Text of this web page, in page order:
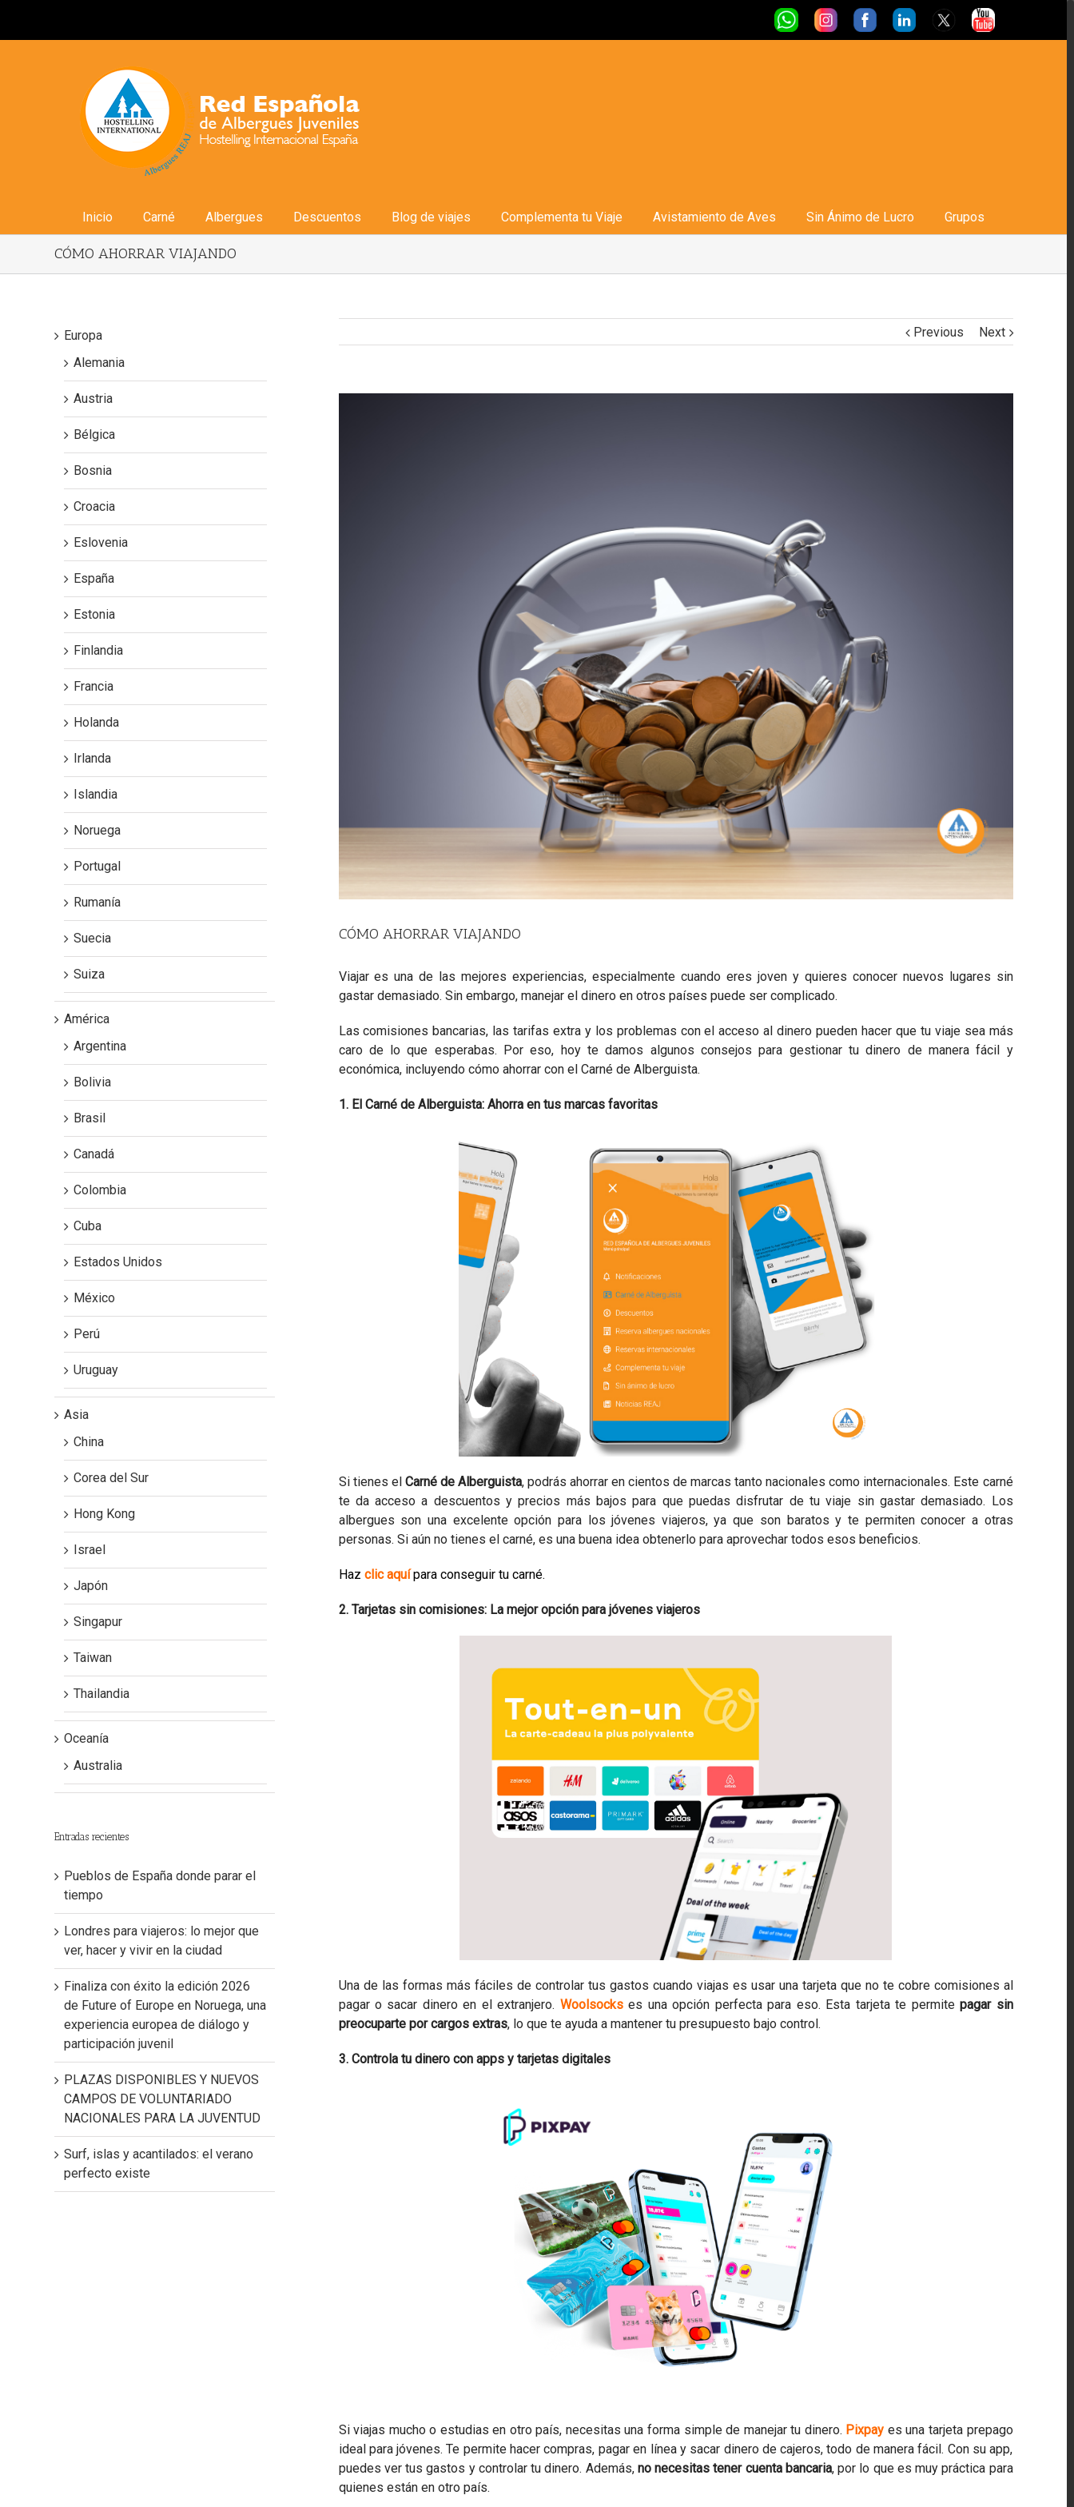
Inicio Carné Albergues Descuentos Blog de viajes Complementa tu Viaje Avistamiento de Aves Sin Ánimo de Lucro Grupos
CÓMO AHORRAR VIAJANDO
Previous Next
CÓMO AHORRAR VIAJANDO
Viajar es una de las mejores experiencias, especialmente cuando eres joven y quieres conocer nuevos lugares sin
gastar demasiado. Sin embargo, manejar el dinero en otros países puede ser complicado.
Las comisiones bancarias, las tarifas extra y los problemas con el acceso al dinero pueden hacer que tu viaje sea más
caro de lo que esperabas. Por eso, hoy te damos algunos consejos para gestionar tu dinero de manera fácil y
económica, incluyendo cómo ahorrar con el Carné de Alberguista.
1. El Carné de Alberguista: Ahorra en tus marcas favoritas
Si tienes el Carné de Alberguista, podrás ahorrar en cientos de marcas tanto nacionales como internacionales. Este carné
te da acceso a descuentos y precios más bajos para que puedas disfrutar de tu viaje sin gastar demasiado. Los
albergues son una excelente opción para los jóvenes viajeros, ya que son baratos y te permiten conocer a otras
personas. Si aún no tienes el carné, es una buena idea obtenerlo para aprovechar todos esos beneficios.
Haz clic aquípara conseguir tu carné.
2. Tarjetas sin comisiones: La mejor opción para jóvenes viajeros
Una de las formas más fáciles de controlar tus gastos cuando viajas es usar una tarjeta que no te cobre comisiones al
pagar o sacar dinero en el extranjero. Woolsockses una opción perfecta para eso. Esta tarjeta te permitepagar sin
preocuparte por cargos extras, lo que te ayuda a mantener tu presupuesto bajo control.
3. Controla tu dinero con apps y tarjetas digitales
Si viajas mucho o estudias en otro país, necesitas una forma simple de manejar tu dinero. Pixpay es una tarjeta prepago
ideal para jóvenes. Te permite hacer compras, pagar en línea y sacar dinero de cajeros, todo de manera fácil. Con su app,
puedes ver tus gastos y controlar tu dinero. Además, no necesitas tener cuenta bancaria, por lo que es muy práctica para
quienes están en otro país.
Europa
Alemania
Austria
Bélgica
Bosnia
Croacia
Eslovenia
España
Estonia
Finlandia
Francia
Holanda
Irlanda
Islandia
Noruega
Portugal
Rumanía
Suecia
Suiza
América
Argentina
Bolivia
Brasil
Canadá
Colombia
Cuba
Estados Unidos
México
Perú
Uruguay
Asia
China
Corea del Sur
Hong Kong
Israel
Japón
Singapur
Taiwan
Thailandia
Oceanía
Australia
Entradas recientes
Pueblos de España donde parar el
tiempo
Londres para viajeros: lo mejor que
ver, hacer y vivir en la ciudad
Finaliza con éxito la edición 2026
de Future of Europe en Noruega, una
experiencia europea de diálogo y
participación juvenil
PLAZAS DISPONIBLES Y NUEVOS
CAMPOS DE VOLUNTARIADO
NACIONALES PARA LA JUVENTUD
Surf, islas y acantilados: el verano
perfecto existe